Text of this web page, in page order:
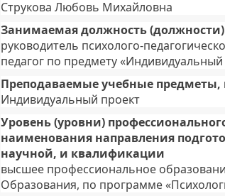
Струкова Любовь Михайловна
Занимаемая должность (должности)
руководитель психолого-
педагог по предмету «Индивидуальный
Преподаваемые учебные
Индивидуальный проект
Уровень (уровни)
наименования направления
научной, и квалификации
высшее профессиональное
Образования, по программе